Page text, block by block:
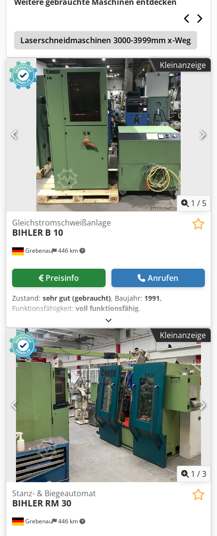
Laserschneidmaschinen 3000-3999mm x-Weg
Kleinanzeige
1 / 5
Grebenau 446 km
Gleichstromschweißanlage
BIHLER B 10
Preisinfo Anrufen
Zustand: sehr gut (gebraucht), Baujahr: 1991,
Funktionsfähigkeit: voll funktionsfähig,
Gleichstromschweißanlage bestehend aus: Crodjvxkzqjpfx
Am Ref 1 Schweißsteuerung BIHLER B 10 3
Schweißtransformatoren 1 Kühlgerät Schweißleistung: 3 x
70 kVA Schweißleistung der Trafos 70 kVA bei 50 % ED
Anschlußspannung: 400 V, 50 Hz.
Kleinanzeige
1 /3
Grebenau 446 km
Stanz- & Biegeautomat
BIHLER RM 30